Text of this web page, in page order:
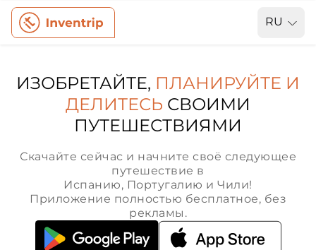
RU
ИЗОБРЕТАЙТЕ, ПЛАНИРУЙТЕ И
ДЕЛИТЕСЬ СВОИМИ
ПУТЕШЕСТВИЯМИ
Скачайте сейчас и начните своё следующее
путешествие в
Испанию, Португалию и Чили!
Приложение полностью бесплатное, без
рекламы.